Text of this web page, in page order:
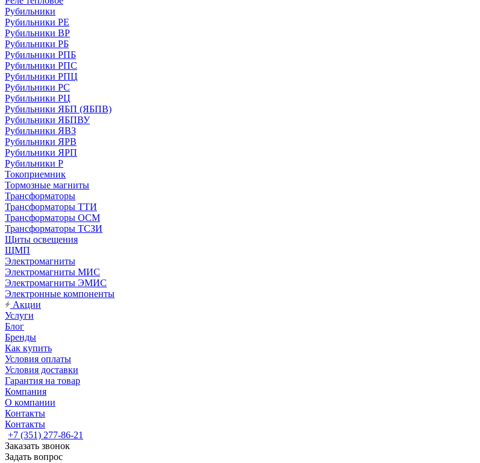
Рубильники
Рубильники РЕ
Рубильники ВР
Рубильники РБ
Рубильники РПБ
Рубильники РПС
Рубильники РПЦ
Рубильники РС
Рубильники РЦ
Рубильники ЯБП (ЯБПВ)
Рубильники ЯБПВУ
Рубильники ЯВЗ
Рубильники ЯРВ
Рубильники ЯРП
Рубильники Р
Токоприемник
Тормозные магниты
Трансформаторы
Трансформаторы ТТИ
Трансформаторы ОСМ
Трансформаторы ТСЗИ
Щиты освещения
ЩМП
Электромагниты
Электромагниты МИС
Электромагниты ЭМИС
Электронные компоненты
Акции
Услуги
Блог
Бренды
Как купить
Условия оплаты
Условия доставки
Гарантия на товар
Компания
О компании
Контакты
Контакты
+7 (351) 277-86-21
Заказать звонок
Задать вопрос